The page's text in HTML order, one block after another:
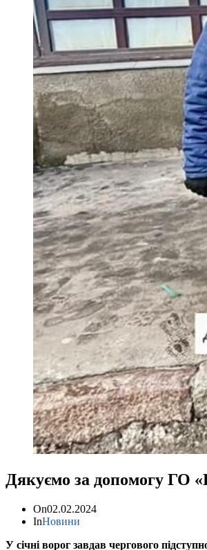
Дякуємо за допомогу ГО
On02.02.2024
InНовини
У січні ворог завдав чергового